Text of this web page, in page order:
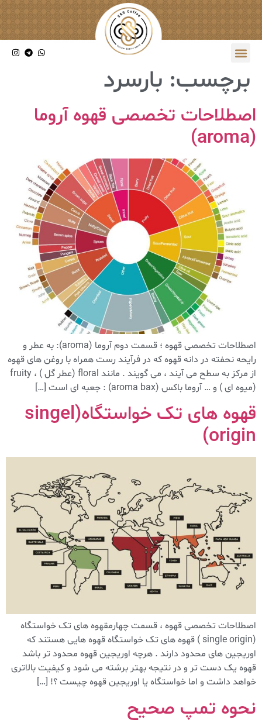
برچسب: بارسرد
اصطلاحات تخصصی قهوه آروما
(aroma)
اصطلاحات تخصصی قهوه ؛ قسمت دوم آروما (aroma): به عطر و
رایحه نحفته در دانه قهوه که در فرآیند رست همراه با روغن های قهوه
از مرکز به سطح می آیند ، می گویند . مانند floral (عطر گل ) ، fruity
(میوه ای ) و … آروما باکس (aroma bax) : جعبه ای است […]
قهوه های تک خواستگاه(singel
origin)
اصطلاحات تخصصی قهوه ، قسمت چهارمقهوه های تک خواستگاه
(single origin ) قهوه های تک خواستگاه قهوه هایی هستند که
اوریجین های محدود دارند . هرچه اوریجین قهوه محدود تر باشد
قهوه یک دست تر و در نتیجه بهتر برشته می شود و کیفیت بالاتری
خواهد داشت و اما خواستگاه یا اوریجین قهوه چیست ؟! […]
نحوه تمپ صحیح